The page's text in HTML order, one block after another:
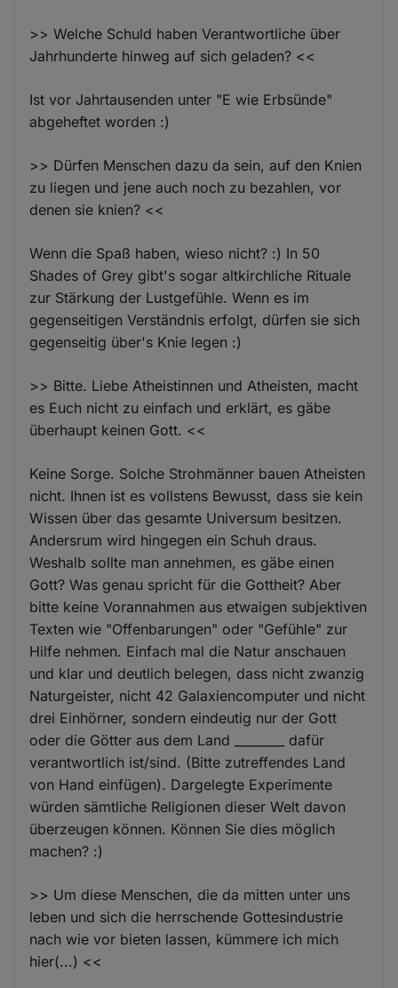
>> Welche Schuld haben Verantwortliche über
Jahrhunderte hinweg auf sich geladen? <<
Ist vor Jahrtausenden unter "E wie Erbsünde"
abgeheftet worden :)
>> Dürfen Menschen dazu da sein, auf den Knien
zu liegen und jene auch noch zu bezahlen, vor
denen sie knien? <<
Wenn die Spaß haben, wieso nicht? :) In 50
Shades of Grey gibt's sogar altkirchliche Rituale
zur Stärkung der Lustgefühle. Wenn es im
gegenseitigen Verständnis erfolgt, dürfen sie sich
gegenseitig über's Knie legen :)
>> Bitte. Liebe Atheistinnen und Atheisten, macht
es Euch nicht zu einfach und erklärt, es gäbe
überhaupt keinen Gott. <<
Keine Sorge. Solche Strohmänner bauen Atheisten
nicht. Ihnen ist es vollstens Bewusst, dass sie kein
Wissen über das gesamte Universum besitzen.
Andersrum wird hingegen ein Schuh draus.
Weshalb sollte man annehmen, es gäbe einen
Gott? Was genau spricht für die Gottheit? Aber
bitte keine Vorannahmen aus etwaigen subjektiven
Texten wie "Offenbarungen" oder "Gefühle" zur
Hilfe nehmen. Einfach mal die Natur anschauen
und klar und deutlich belegen, dass nicht zwanzig
Naturgeister, nicht 42 Galaxiencomputer und nicht
drei Einhörner, sondern eindeutig nur der Gott
oder die Götter aus dem Land ________ dafür
verantwortlich ist/sind. (Bitte zutreffendes Land
von Hand einfügen). Dargelegte Experimente
würden sämtliche Religionen dieser Welt davon
überzeugen können. Können Sie dies möglich
machen? :)
>> Um diese Menschen, die da mitten unter uns
leben und sich die herrschende Gottesindustrie
nach wie vor bieten lassen, kümmere ich mich
hier(...) <<